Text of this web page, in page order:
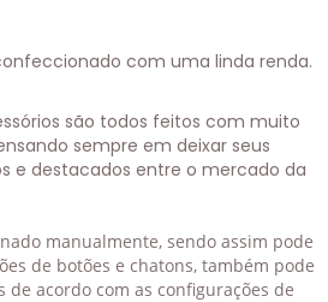
com uma linda renda.
são todos feitos com muito
sempre em deixar seus
e destacados entre o mercado da
manualmente, sendo assim pode
de botões e chatons, também pode
de acordo com as configurações de